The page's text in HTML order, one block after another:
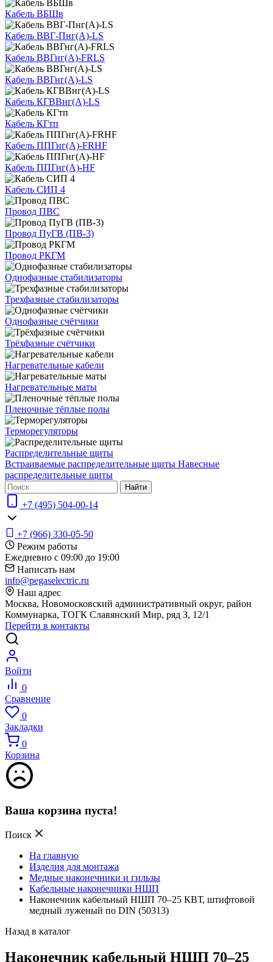
Кабель ВБШв
Кабель ВВГ-Пнг(А)-LS
Кабель ВВГнг(А)-FRLS
Кабель ВВГнг(А)-LS
Кабель КГВВнг(А)-LS
Кабель КГтп
Кабель ППГнг(А)-FRHF
Кабель ППГнг(А)-HF
Кабель СИП 4
Провод ПВС
Провод ПуГВ (ПВ-3)
Провод РКГМ
Однофазные стабилизаторы
Трехфазные стабилизаторы
Однофазные счётчики
Трёхфазные счётчики
Нагревательные кабели
Нагревательные маты
Пленочные тёплые полы
Терморегуляторы
Распределительные щиты
Встраиваемые распределительные щиты Навесные
распределительные щиты
Найти
+7 (495) 504-00-14
+7 (966) 330-05-50
Режим работы
Ежедневно с 09:00 до 19:00
Написать нам
info@pegaselectric.ru
Наш адрес
Москва, Новомосковский административный округ, район
Коммунарка, ТОГК Славянский Мир, ряд З, 12/1
Перейти в контакты
Войти
0
Сравнение
0
Закладки
0
Корзина
Ваша корзина пуста!
Поиск
На главную
Изделия для монтажа
Медные наконечники и гильзы
Кабельные наконечники НШП
Наконечник кабельный НШП 70–25 КВТ, штифтовой
медный луженый по DIN (50313)
Назад в каталог
Наконечник кабельный НШП 70–25